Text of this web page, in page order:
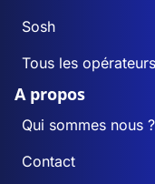
Sosh
Tous les opérateurs
A propos
Qui sommes nous ?
Contact